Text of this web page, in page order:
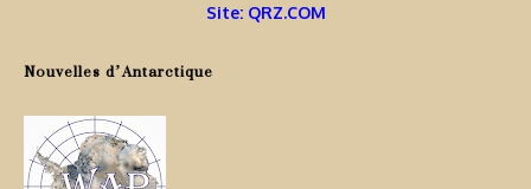
Site: QRZ.COM
Nouvelles d’Antarctique